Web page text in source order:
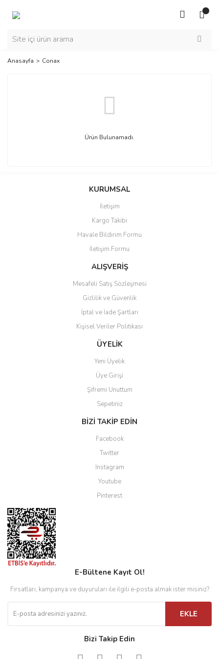
Anasayfa Conax
Ürün Bulunamadı.
KURUMSAL
İletişim
Kargo Takibi
Havale Bildirim Formu
İletişim Formu
ALIŞVERİŞ
Mesafeli Satış Sözleşmesi
Gizlilik ve Güvenlik
İptal ve İade Şartları
Kişisel Veriler Politikası
ÜYELİK
Yeni Üyelik
Üye Girişi
Şifremi Unuttum
Sepetiniz
BİZİ TAKİP EDİN
Facebook
Twitter
Instagram
Youtube
Pinterest
E-Bültene Kayıt Ol!
Fırsatları, kampanya ve duyuruları ile ilgili e-posta almak ister misiniz?
EKLE
Bizi Takip Edin